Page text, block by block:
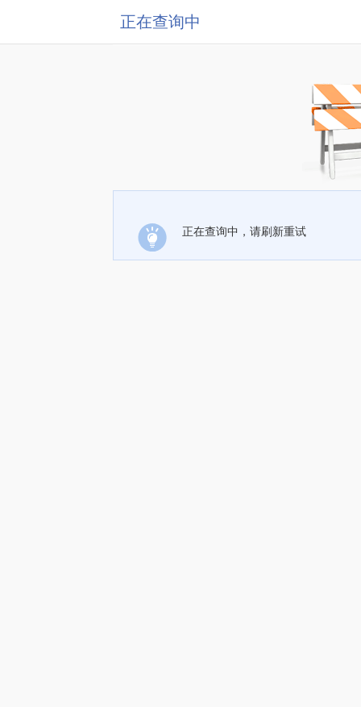
正在查询中
正在查询中，请刷新重试